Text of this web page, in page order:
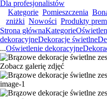
Dla profesjonalistów
Kategorie Pomieszczenia
zniżki Nowości Produkty
Strona głównaKategorie
dekoracyjneDekoracje świetlne
...Oświetlenie dekoracyjne
Zobacz galerię zdjęć